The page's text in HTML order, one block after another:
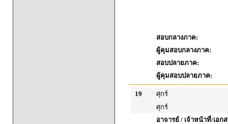
สอบกลางภาค:
ผู้คุมสอบกลางภาค:
สอบปลายภาค:
ผู้คุมสอบปลายภาค:
19
ศุกร์
ศุกร์
อาจารย์ / เจ้าหน้าที่/เอก